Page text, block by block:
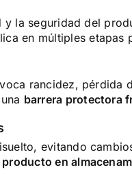
la seguridad del
en múltiples
rancidez, pérdida
barrera protectora
evitando
en